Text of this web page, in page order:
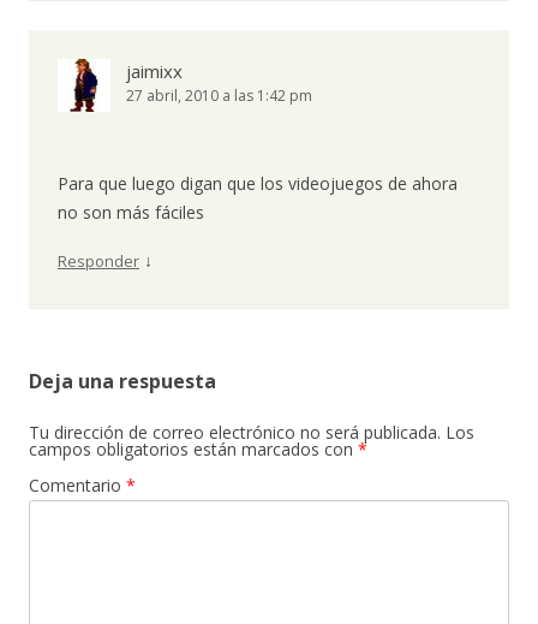
jaimixx
27 abril, 2010 a las 1:42 pm
Para que luego digan que los videojuegos de ahora
no son más fáciles
Responder ↓
Deja una respuesta
Tu dirección de correo electrónico no será publicada. Los
campos obligatorios están marcados con *
Comentario *